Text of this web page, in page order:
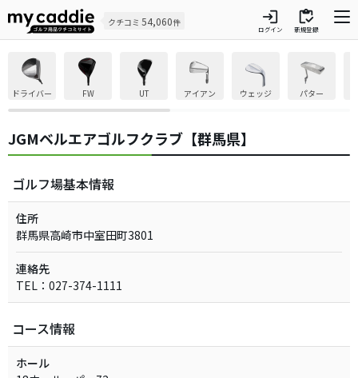
クチコミ 54,060件 login
ログイン
inventory
新規登録
ドライバー FW UT アイアン ウェッジ パター
JGMベルエアゴルフクラブ【群馬県】
ゴルフ場基本情報
住所
群馬県高崎市中室田町3801
連絡先
TEL：027-374-1111
コース情報
ホール